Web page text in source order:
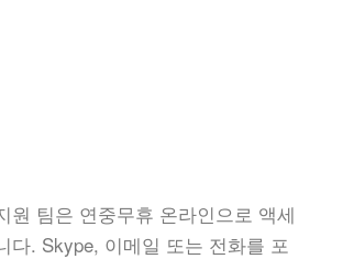
원 팀은 연중무휴 온라인으로 액세
다. Skype, 이메일 또는 전화를 포